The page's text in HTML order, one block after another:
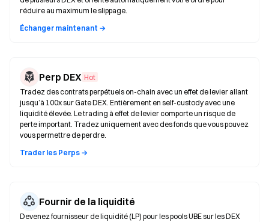
réduire au maximum le slippage.
Échanger maintenant →
Perp DEX Hot
Tradez des contrats perpétuels on-chain avec un effet de levier allant
jusqu’à 100x sur Gate DEX. Entièrement en self-custody avec une
liquidité élevée. Le trading à effet de levier comporte un risque de
perte important. Tradez uniquement avec des fonds que vous pouvez
vous permettre de perdre.
Trader les Perps →
Fournir de la liquidité
Devenez fournisseur de liquidité (LP) pour les pools UBE sur les DEX